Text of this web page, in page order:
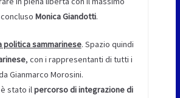
Monica Giandotti.
politica sammarinese. Spazio quindi
, con i rappresentanti di tutti i
Gianmarco Morosini.
stato ilpercorso di integrazione di